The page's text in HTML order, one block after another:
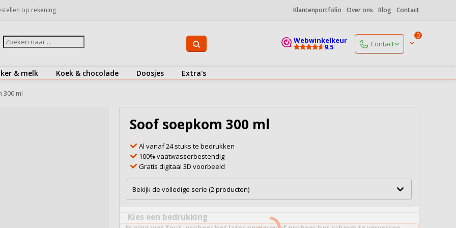
op rekening Klantenportfolio Over ons Blog Contact
Webwinkelkeur
9.5 Contact
Open vanaf 9.00 uur
0
& melk
Suiker
Koek & chocolade Doosjes Extra's
Bestek
Doosjes
Onderzetters
Snoepjes
300 ml
Soof soepkom 300 ml
Al vanaf 24 stuks te bedrukken
100% vaatwasserbestendig
Gratis digitaal 3D voorbeeld
Bekijk de volledige serie (2 producten)
Kies een bedrukking